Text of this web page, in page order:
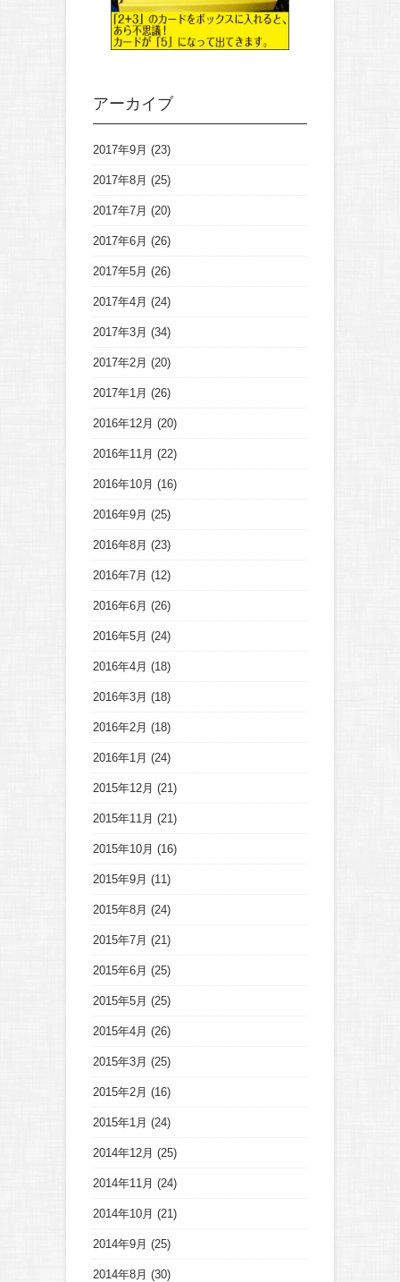
アーカイブ
2017年9月 (23)
2017年8月 (25)
2017年7月 (20)
2017年6月 (26)
2017年5月 (26)
2017年4月 (24)
2017年3月 (34)
2017年2月 (20)
2017年1月 (26)
2016年12月 (20)
2016年11月 (22)
2016年10月 (16)
2016年9月 (25)
2016年8月 (23)
2016年7月 (12)
2016年6月 (26)
2016年5月 (24)
2016年4月 (18)
2016年3月 (18)
2016年2月 (18)
2016年1月 (24)
2015年12月 (21)
2015年11月 (21)
2015年10月 (16)
2015年9月 (11)
2015年8月 (24)
2015年7月 (21)
2015年6月 (25)
2015年5月 (25)
2015年4月 (26)
2015年3月 (25)
2015年2月 (16)
2015年1月 (24)
2014年12月 (25)
2014年11月 (24)
2014年10月 (21)
2014年9月 (25)
2014年8月 (30)